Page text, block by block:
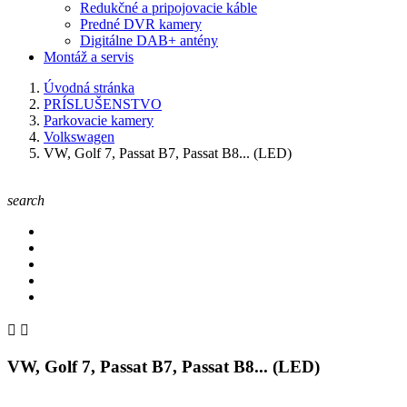
Redukčné a pripojovacie káble
Predné DVR kamery
Digitálne DAB+ antény
Montáž a servis
Úvodná stránka
PRÍSLUŠENSTVO
Parkovacie kamery
Volkswagen
VW, Golf 7, Passat B7, Passat B8... (LED)
search
 
VW, Golf 7, Passat B7, Passat B8... (LED)